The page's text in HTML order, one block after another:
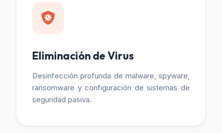
Eliminación de Virus
Desinfección profunda de malware, spyware,
ransomware y configuración de sistemas de
seguridad pasiva.